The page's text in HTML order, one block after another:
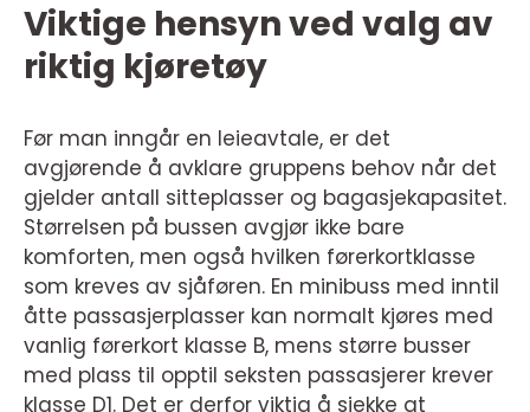
Viktige hensyn ved valg av
riktig kjøretøy
Før man inngår en leieavtale, er det
avgjørende å avklare gruppens behov når det
gjelder antall sitteplasser og bagasjekapasitet.
Størrelsen på bussen avgjør ikke bare
komforten, men også hvilken førerkortklasse
som kreves av sjåføren. En minibuss med inntil
åtte passasjerplasser kan normalt kjøres med
vanlig førerkort klasse B, mens større busser
med plass til opptil seksten passasjerer krever
klasse D1. Det er derfor viktig å sjekke at